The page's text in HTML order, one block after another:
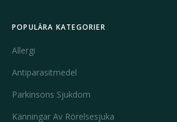
POPULÄRA KATEGORIER
Allergi
Antiparasitmedel
Parkinsons Sjukdom
Känningar Av Rörelsesjuka